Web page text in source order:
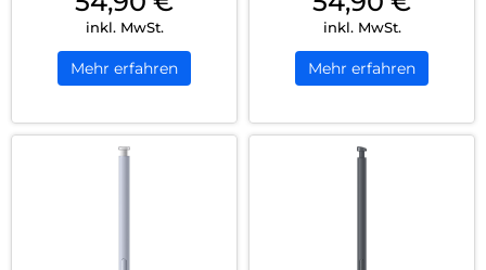
inkl. MwSt.
Mehr erfahren
inkl. MwSt.
Mehr erfahren